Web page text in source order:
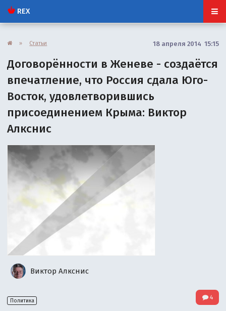
REX
» Статьи 18 апреля 2014 15:15
Договорённости в Женеве - создаётся
впечатление, что Россия сдала Юго-
Восток, удовлетворившись
присоединением Крыма: Виктор
Алкснис
Виктор Алкснис
Политика 4